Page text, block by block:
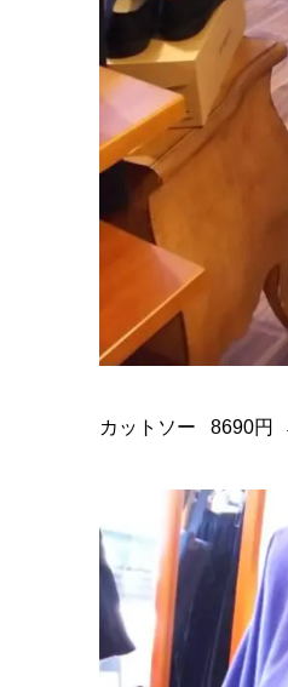
カットソー 8690円